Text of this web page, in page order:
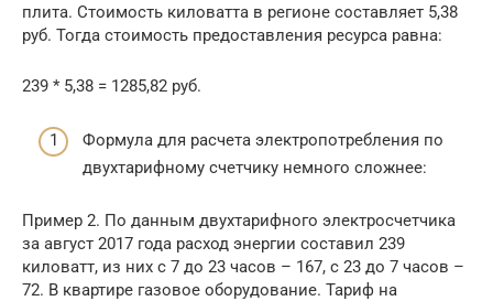
плита. Стоимость киловатта в регионе составляет 5,38
руб. Тогда стоимость предоставления ресурса равна:
239 * 5,38 = 1285,82 руб.
Формула для расчета электропотребления по
двухтарифному счетчику немного сложнее:
Пример 2. По данным двухтарифного электросчетчика
за август 2017 года расход энергии составил 239
киловатт, из них с 7 до 23 часов – 167, с 23 до 7 часов –
72. В квартире газовое оборудование. Тариф на